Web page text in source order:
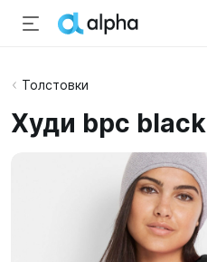
Толстовки
Худи bpc black